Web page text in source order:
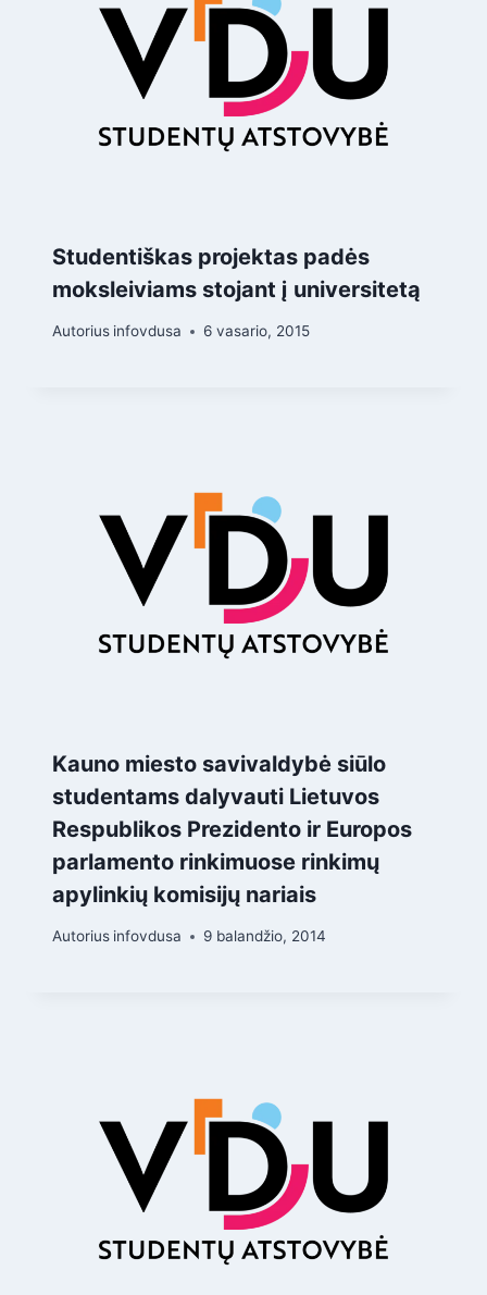
Studentiškas projektas padės
moksleiviams stojant į universitetą
Autorius infovdusa 6 vasario, 2015
Kauno miesto savivaldybė siūlo
studentams dalyvauti Lietuvos
Respublikos Prezidento ir Europos
parlamento rinkimuose rinkimų
apylinkių komisijų nariais
Autorius infovdusa 9 balandžio, 2014